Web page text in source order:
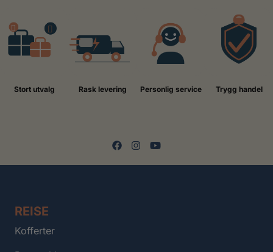
Stort utvalg Rask levering Personlig service Trygg handel
REISE
Kofferter